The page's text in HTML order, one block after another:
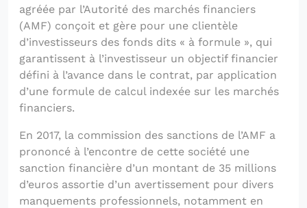
agréée par l’Autorité des marchés financiers
(AMF) conçoit et gère pour une clientèle
d’investisseurs des fonds dits « à formule », qui
garantissent à l’investisseur un objectif financier
défini à l’avance dans le contrat, par application
d’une formule de calcul indexée sur les marchés
financiers.
En 2017, la commission des sanctions de l’AMF a
prononcé à l’encontre de cette société une
sanction financière d’un montant de 35 millions
d’euros assortie d’un avertissement pour divers
manquements professionnels, notamment en